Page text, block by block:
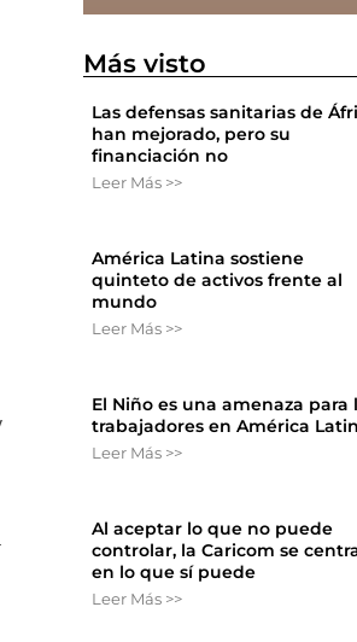
Más visto
Las defensas sanitarias de
han mejorado, pero su
financiación no
Leer Más >>
América Latina sostiene
quinteto de activos frente al
mundo
Leer Más >>
El Niño es una amenaza para
trabajadores en América
Leer Más >>
Al aceptar lo que no puede
controlar, la Caricom se
en lo que sí puede
Leer Más >>